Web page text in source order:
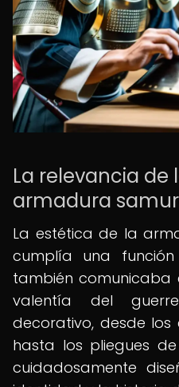
La relevancia de
armadura
La estética de la
cumplía una
también comunicaba
valentía del
decorativo, desde
hasta los pliegues
cuidadosamente